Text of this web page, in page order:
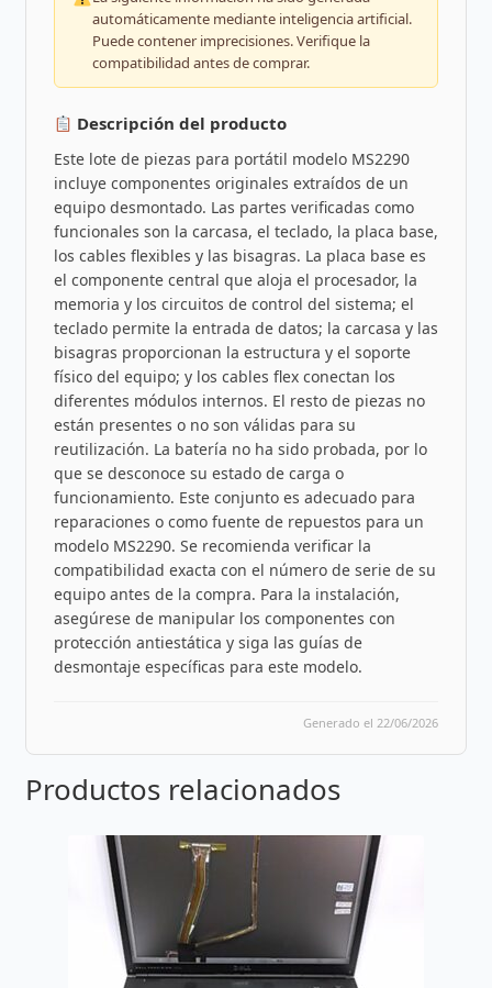
automáticamente mediante inteligencia artificial.
Puede contener imprecisiones. Verifique la
compatibilidad antes de comprar.
Descripción del producto
Este lote de piezas para portátil modelo MS2290
incluye componentes originales extraídos de un
equipo desmontado. Las partes verificadas como
funcionales son la carcasa, el teclado, la placa base,
los cables flexibles y las bisagras. La placa base es
el componente central que aloja el procesador, la
memoria y los circuitos de control del sistema; el
teclado permite la entrada de datos; la carcasa y las
bisagras proporcionan la estructura y el soporte
físico del equipo; y los cables flex conectan los
diferentes módulos internos. El resto de piezas no
están presentes o no son válidas para su
reutilización. La batería no ha sido probada, por lo
que se desconoce su estado de carga o
funcionamiento. Este conjunto es adecuado para
reparaciones o como fuente de repuestos para un
modelo MS2290. Se recomienda verificar la
compatibilidad exacta con el número de serie de su
equipo antes de la compra. Para la instalación,
asegúrese de manipular los componentes con
protección antiestática y siga las guías de
desmontaje específicas para este modelo.
Generado el 22/06/2026
Productos relacionados